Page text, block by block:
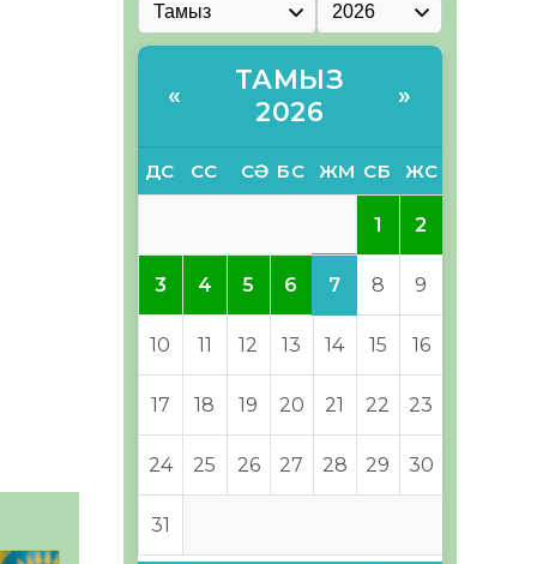
«
ТАМЫЗ
2026
»
ДС СС СӘ БС ЖМ СБ ЖС
1 2
3 4 5 6 7 8 9
10 11 12 13 14 15 16
17 18 19 20 21 22 23
24 25 26 27 28 29 30
31